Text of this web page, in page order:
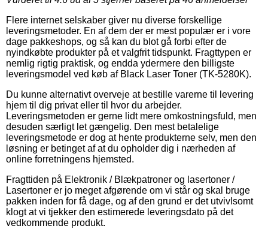
Flere internet selskaber giver nu diverse forskellige
leveringsmetoder. En af dem der er mest populær er i vore
dage pakkeshops, og så kan du blot gå forbi efter de
nyindkøbte produkter på et valgfrit tidspunkt. Fragttypen er
nemlig rigtig praktisk, og endda ydermere den billigste
leveringsmodel ved køb af Black Laser Toner (TK-5280K).
Du kunne alternativt overveje at bestille varerne til levering
hjem til dig privat eller til hvor du arbejder.
Leveringsmetoden er gerne lidt mere omkostningsfuld, men
desuden særligt let gængelig. Den mest betalelige
leveringsmetode er dog at hente produkterne selv, men den
løsning er betinget af at du opholder dig i nærheden af
online forretningens hjemsted.
Fragttiden på Elektronik / Blækpatroner og lasertoner /
Lasertoner er jo meget afgørende om vi står og skal bruge
pakken inden for få dage, og af den grund er det utvivlsomt
klogt at vi tjekker den estimerede leveringsdato på det
vedkommende produkt.